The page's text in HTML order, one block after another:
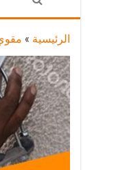
الرئيسية »